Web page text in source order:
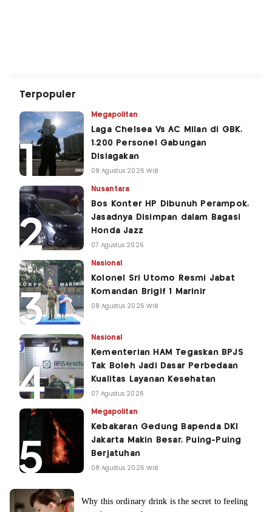
Terpopuler
Megapolitan
Laga Chelsea Vs AC Milan di GBK,
1.200 Personel Gabungan
Disiagakan
08 Agustus 2026 WIB
Nusantara
Bos Konter HP Dibunuh Perampok,
Jasadnya Disimpan dalam Bagasi
Honda Jazz
07 Agustus 2026
Nasional
Kolonel Sri Utomo Resmi Jabat
Komandan Brigif 1 Marinir
08 Agustus 2026 WIB
Nasional
Kementerian HAM Tegaskan BPJS
Tak Boleh Jadi Dasar Perbedaan
Kualitas Layanan Kesehatan
07 Agustus 2026
Megapolitan
Kebakaran Gedung Bapenda DKI
Jakarta Makin Besar, Puing-Puing
Berjatuhan
08 Agustus 2026 WIB